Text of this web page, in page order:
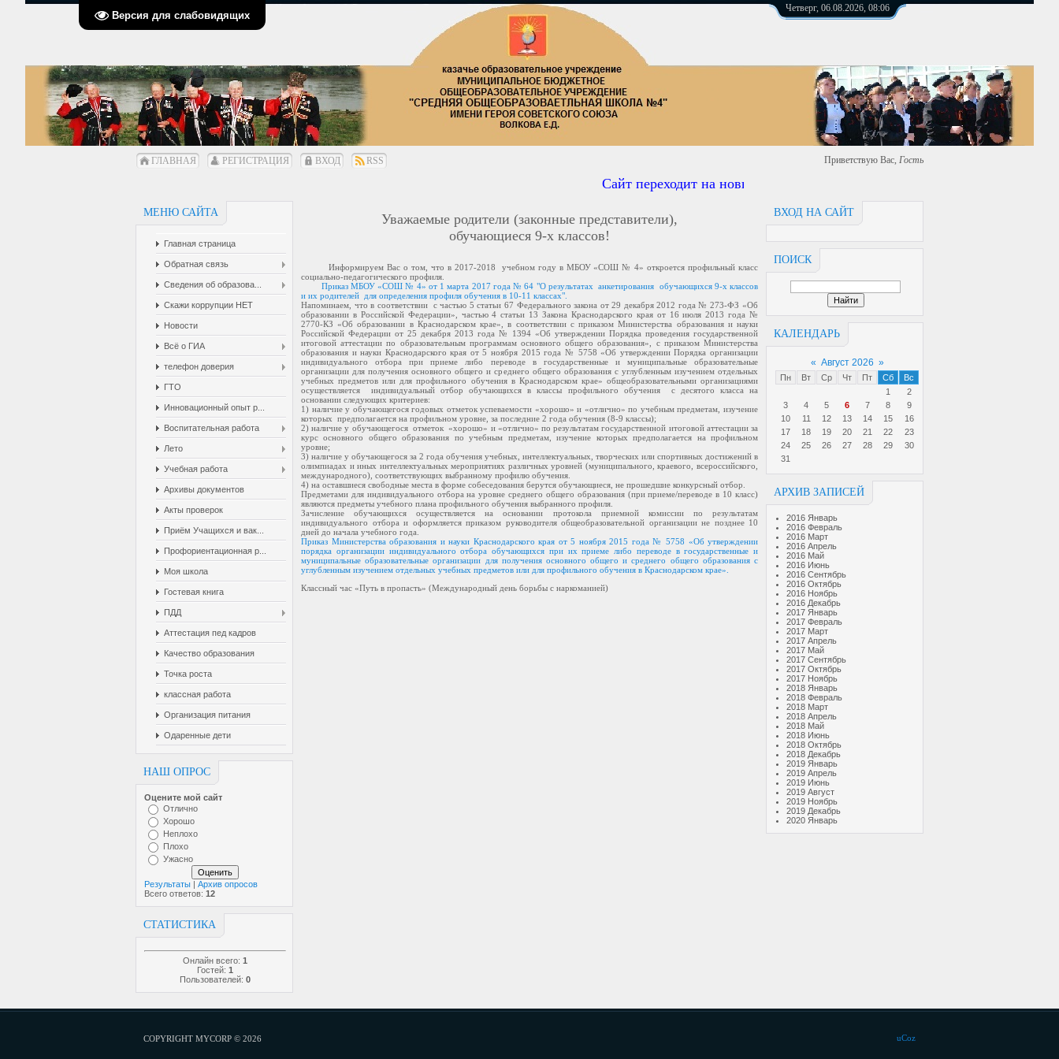
Версия для слабовидящих
Четверг, 06.08.2026, 08:06
ГЛАВНАЯ РЕГИСТРАЦИЯ ВХОД RSS Приветствую Вас, Гость
Сайт переходит на новый ардерс https://сош4.рф
МЕНЮ САЙТА
Главная страница
Обратная связь
Сведения об образова...
Скажи коррупции НЕТ
Новости
Всё о ГИА
телефон доверия
ГТО
Инновационный опыт р...
Воспитательная работа
Лето
Учебная работа
Архивы документов
Акты проверок
Приём Учащихся и вак...
Профориентационная р...
Моя школа
Гостевая книга
ПДД
Аттестация пед кадров
Качество образования
Точка роста
классная работа
Организация питания
Одаренные дети
НАШ ОПРОС
Оцените мой сайт
Отлично
Хорошо
Неплохо
Плохо
Ужасно
Результаты | Архив опросов
Всего ответов: 12
СТАТИСТИКА
Онлайн всего: 1
Гостей: 1
Пользователей: 0
ВХОД НА САЙТ
ПОИСК
КАЛЕНДАРЬ
« Август 2026 »
Пн Вт Ср Чт Пт Сб
Вс
1
2
3
4 5 6 7 8
9
10
11 12 13 14 15
16
17
18 19 20 21 22
23
24
25 26 27 28 29
30
31
АРХИВ ЗАПИСЕЙ
2016 Январь
2016 Февраль
2016 Март
2016 Апрель
2016 Май
2016 Июнь
2016 Сентябрь
2016 Октябрь
2016 Ноябрь
2016 Декабрь
2017 Январь
2017 Февраль
2017 Март
2017 Апрель
2017 Май
2017 Сентябрь
2017 Октябрь
2017 Ноябрь
2018 Январь
2018 Февраль
2018 Март
2018 Апрель
2018 Май
2018 Июнь
2018 Октябрь
2018 Декабрь
2019 Январь
2019 Апрель
2019 Июнь
2019 Август
2019 Ноябрь
2019 Декабрь
2020 Январь
Уважаемые родители (законные представители),
обучающиеся 9-х классов!
Информируем Вас о том, что в 2017-2018 учебном году в МБОУ «СОШ № 4» откроется профильный класс
социально-педагогического профиля.
Приказ МБОУ «СОШ № 4» от 1 марта 2017 года № 64 "О результатах анкетирования обучающихся 9-х классов
и их родителей для определения профиля обучения в 10-11 классах".
Напоминаем, что в соответствии с частью 5 статьи 67 Федерального закона от 29 декабря 2012 года № 273-ФЗ «Об
образовании в Российской Федерации», частью 4 статьи 13 Закона Краснодарского края от 16 июля 2013 года №
2770-КЗ «Об образовании в Краснодарском крае», в соответствии с приказом Министерства образования и науки
Российской Федерации от 25 декабря 2013 года № 1394 «Об утверждении Порядка проведения государственной
итоговой аттестации по образовательным программам основного общего образования», с приказом Министерства
образования и науки Краснодарского края от 5 ноября 2015 года № 5758 «Об утверждении Порядка организации
индивидуального отбора при приеме либо переводе в государственные и муниципальные образовательные
организации для получения основного общего и среднего общего образования с углубленным изучением отдельных
учебных предметов или для профильного обучения в Краснодарском крае» общеобразовательными организациями
осуществляется индивидуальный отбор обучающихся в классы профильного обучения с десятого класса на
основании следующих критериев:
1) наличие у обучающегося годовых отметок успеваемости «хорошо» и «отлично» по учебным предметам, изучение
которых предполагается на профильном уровне, за последние 2 года обучения (8-9 классы);
2) наличие у обучающегося отметок «хорошо» и «отлично» по результатам государственной итоговой аттестации за
курс основного общего образования по учебным предметам, изучение которых предполагается на профильном
уровне;
3) наличие у обучающегося за 2 года обучения учебных, интеллектуальных, творческих или спортивных достижений в
олимпиадах и иных интеллектуальных мероприятиях различных уровней (муниципального, краевого, всероссийского,
международного), соответствующих выбранному профилю обучения.
4) на оставшиеся свободные места в форме собеседования берутся обучающиеся, не прошедшие конкурсный отбор.
Предметами для индивидуального отбора на уровне среднего общего образования (при приеме/переводе в 10 класс)
являются предметы учебного плана профильного обучения выбранного профиля.
Зачисление обучающихся осуществляется на основании протокола приемной комиссии по результатам
индивидуального отбора и оформляется приказом руководителя общеобразовательной организации не позднее 10
дней до начала учебного года.
Приказ Министерства образования и науки Краснодарского края от 5 ноября 2015 года № 5758 «Об утверждении
порядка организации индивидуального отбора обучающихся при их приеме либо переводе в государственные и
муниципальные образовательные организации для получения основного общего и среднего общего образования с
углубленным изучением отдельных учебных предметов или для профильного обучения в Краснодарском крае».
Классный час «Путь в пропасть» (Международный день борьбы с наркоманией)
COPYRIGHT MYCORP © 2026 uCoz